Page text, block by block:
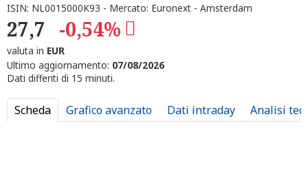
ISIN: NL0015000K93 - Mercato: Euronext - Amsterdam
27,7 -0,54%
valuta in EUR
Ultimo aggiornamento: 07/08/2026
Dati differiti di 15 minuti.
Scheda Grafico avanzato Dati intraday Analisi